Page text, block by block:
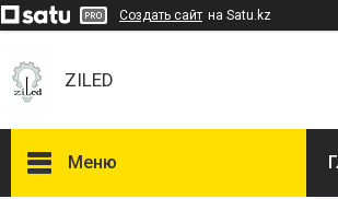
Создать сайт на Satu.kz
ZILED
Меню